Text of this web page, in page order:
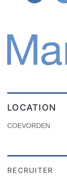
LOCATION
COEVORDEN
RECRUITER